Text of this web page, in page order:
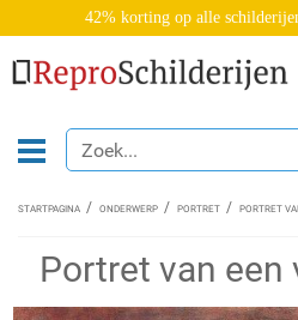
42% korting op alle
STARTPAGINA ONDERWERP PORTRET PORTRET
Portret van een